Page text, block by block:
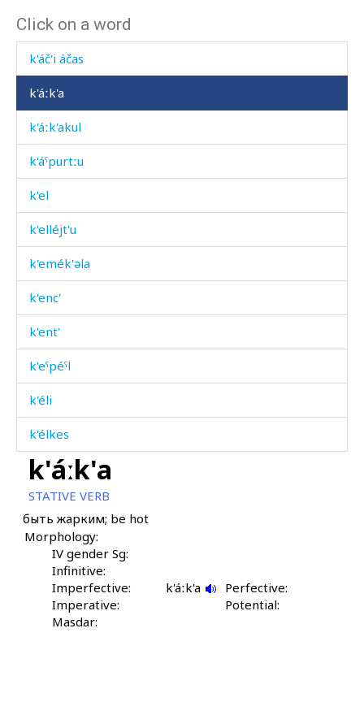
Click on a word
k'áč'i
k'áč'i áčas
k'áːk'a
k'áːk'akul
k'áˤpurtːu
k'el
k'elléjt'u
k'emék'əla
k'enc'
k'ent'
k'eˤpéˤl
k'éli
k'élkes
k'ént'bos
k'érk'əbos
k'érkəbotːut
k'éršbos
k'éˤhu
k'áːk'a
STATIVE VERB
быть жарким; be hot
Morphology:
IV gender Sg:
Infinitive:
Imperfective:
k'áːk'a
Perfective:
Imperative:
Potential:
Masdar: